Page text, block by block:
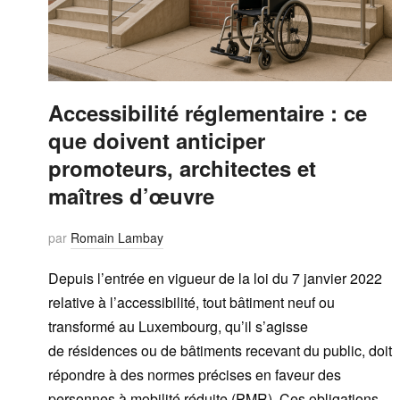
Accessibilité réglementaire : ce
que doivent anticiper
promoteurs, architectes et
maîtres d’œuvre
par Romain Lambay
Depuis l’entrée en vigueur de la loi du 7 janvier 2022
relative à l’accessibilité, tout bâtiment neuf ou
transformé au Luxembourg, qu’il s’agisse
de résidences ou de bâtiments recevant du public, doit
répondre à des normes précises en faveur des